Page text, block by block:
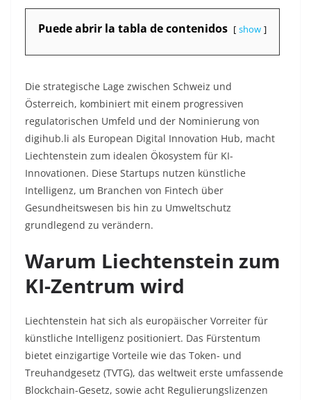
Puede abrir la tabla de contenidos show
Die strategische Lage zwischen Schweiz und
Österreich, kombiniert mit einem progressiven
regulatorischen Umfeld und der Nominierung von
digihub.li als European Digital Innovation Hub, macht
Liechtenstein zum idealen Ökosystem für KI-
Innovationen. Diese Startups nutzen künstliche
Intelligenz, um Branchen von Fintech über
Gesundheitswesen bis hin zu Umweltschutz
grundlegend zu verändern.​
Warum Liechtenstein zum
KI-Zentrum wird
Liechtenstein hat sich als europäischer Vorreiter für
künstliche Intelligenz positioniert. Das Fürstentum
bietet einzigartige Vorteile wie das Token- und
Treuhandgesetz (TVTG), das weltweit erste umfassende
Blockchain-Gesetz, sowie acht Regulierungslizenzen